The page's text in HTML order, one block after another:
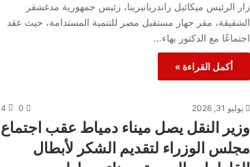
زار الرئيس ميكائيل راندريانيرينا، رئيس جمهورية مدغشقر
الشقيقة، مقر جهاز مستقبل مصر للتنمية المستدامة، حيث عقد
اجتماعًا مع الدكتور بهاء…
أكمل القراءة »
يوليو 31, 2026 0
4
وزير النقل يصل ميناء دمياط عقب اجتماع
مجلس الوزراء لتقديم الشكر لأبطال